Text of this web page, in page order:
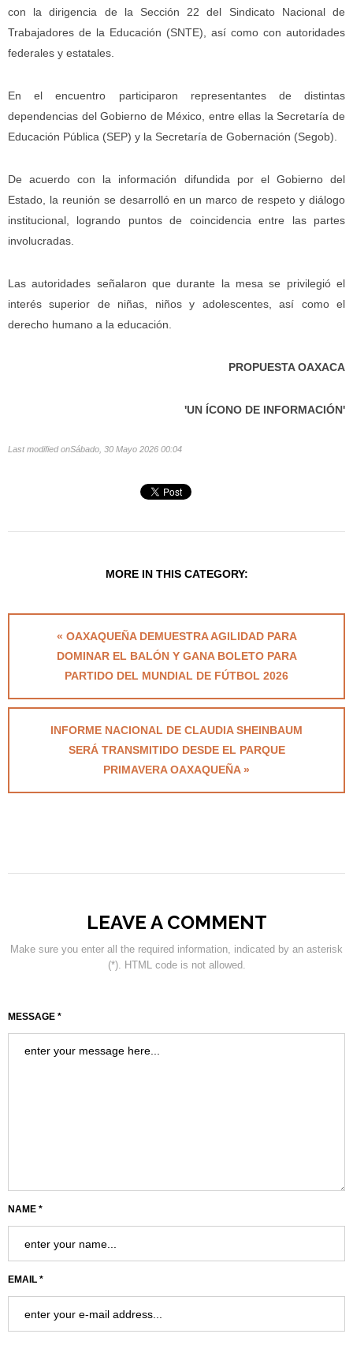
con la dirigencia de la Sección 22 del Sindicato Nacional de
Trabajadores de la Educación (SNTE), así como con autoridades
federales y estatales.
En el encuentro participaron representantes de distintas
dependencias del Gobierno de México, entre ellas la Secretaría de
Educación Pública (SEP) y la Secretaría de Gobernación (Segob).
De acuerdo con la información difundida por el Gobierno del
Estado, la reunión se desarrolló en un marco de respeto y diálogo
institucional, logrando puntos de coincidencia entre las partes
involucradas.
Las autoridades señalaron que durante la mesa se privilegió el
interés superior de niñas, niños y adolescentes, así como el
derecho humano a la educación.
PROPUESTA OAXACA
'UN ÍCONO DE INFORMACIÓN'
Last modified onSábado, 30 Mayo 2026 00:04
MORE IN THIS CATEGORY:
« OAXAQUEÑA DEMUESTRA AGILIDAD PARA
DOMINAR EL BALÓN Y GANA BOLETO PARA
PARTIDO DEL MUNDIAL DE FÚTBOL 2026
INFORME NACIONAL DE CLAUDIA SHEINBAUM
SERÁ TRANSMITIDO DESDE EL PARQUE
PRIMAVERA OAXAQUEÑA »
LEAVE A COMMENT
Make sure you enter all the required information, indicated by an asterisk
(*). HTML code is not allowed.
MESSAGE *
NAME *
EMAIL *